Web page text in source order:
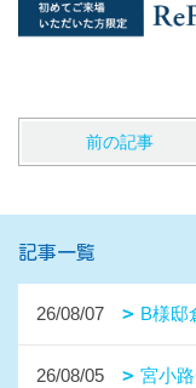
前の記事
記事一覧
26/08/07 B様邸
26/08/05 宮小